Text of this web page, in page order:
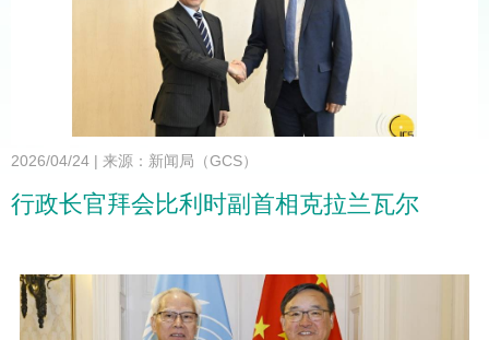
2026/04/24 | 来源：新闻局（GCS）
行政长官拜会比利时副首相克拉兰瓦尔